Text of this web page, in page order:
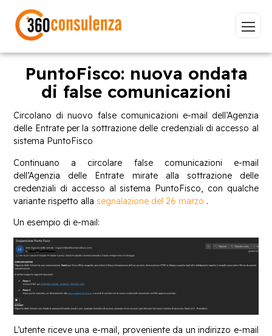
Vai
GDPR NIS2 Bandi ISO 27001
Sviluppo software BeeProd
PuntoFisco: nuova ondata
di false comunicazioni
Circolano di nuovo false comunicazioni e-mail dell’Agenzia
delle Entrate per la sottrazione delle credenziali di accesso al
sistema PuntoFisco
Continuano a circolare false comunicazioni e-mail
dell’Agenzia delle Entrate mirate alla sottrazione delle
credenziali di accesso al sistema PuntoFisco, con qualche
variante rispetto allasegnalazione del 26 marzo .
Un esempio di e-mail:
L’utente riceve una e-mail, proveniente da un indirizzo e-mail